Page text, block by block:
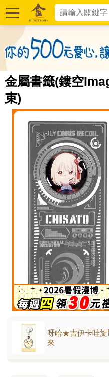
金屬書籤(鏤空
束)
呀哈★吉伊卡哇旋
來